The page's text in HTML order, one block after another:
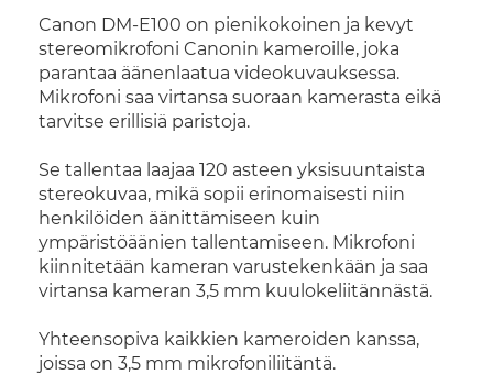
Canon DM-E100 on pienikokoinen ja kevyt
stereomikrofoni Canonin kameroille, joka
parantaa äänenlaatua videokuvauksessa.
Mikrofoni saa virtansa suoraan kamerasta eikä
tarvitse erillisiä paristoja.
Se tallentaa laajaa 120 asteen yksisuuntaista
stereokuvaa, mikä sopii erinomaisesti niin
henkilöiden äänittämiseen kuin
ympäristöäänien tallentamiseen. Mikrofoni
kiinnitetään kameran varustekenkään ja saa
virtansa kameran 3,5 mm kuulokeliitännästä.
Yhteensopiva kaikkien kameroiden kanssa,
joissa on 3,5 mm mikrofoniliitäntä.